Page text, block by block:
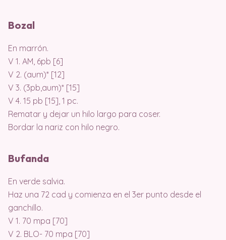
Bozal
En marrón.
V 1. AM, 6pb [6]
V 2. (aum)* [12]
V 3. (3pb,aum)* [15]
V 4. 15 pb [15], 1 pc.
Rematar y dejar un hilo largo para coser.
Bordar la nariz con hilo negro.
Bufanda
En verde salvia.
Haz una 72 cad y comienza en el 3er punto desde el
ganchillo.
V 1. 70 mpa [70]
V 2. BLO- 70 mpa [70]